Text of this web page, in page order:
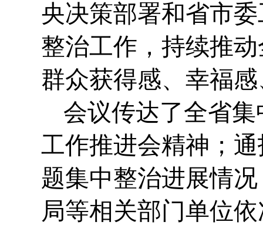
央决策部署和省市
整治工作，持续推
群众获得感、幸福
会议传达了全省
工作推进会精神；
题集中整治进展情
局等相关部门单位